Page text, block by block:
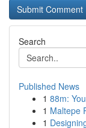
Search
Published News
1 88m:
1 Maltepe
1